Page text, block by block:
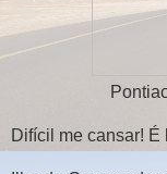
Difícil me cansar! É